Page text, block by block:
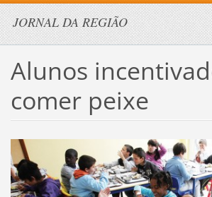
JORNAL DA REGIÃO
Alunos
comer peixe